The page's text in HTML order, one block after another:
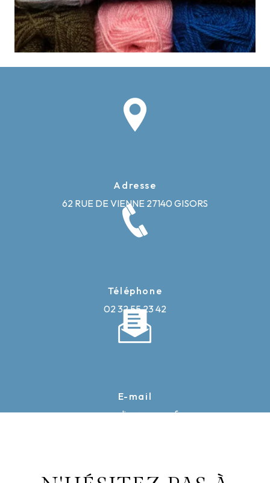
Adresse
62 RUE DE VIENNE 27140 GISORS
Téléphone
02 32 55 23 42
E-mail
caron-elise@orange.fr